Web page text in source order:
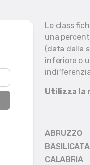
Reset filtri
Le
una
(data dalla
inferiore o
Utilizza la
ABRUZZO
BASILICATA
CALABRIA